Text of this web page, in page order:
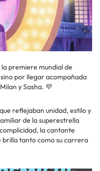
premiere mundial de
por llegar acompañada
y Sasha. 💜
reflejaban unidad, estilo y
de la superestrella
la cantante
tanto como su carrera